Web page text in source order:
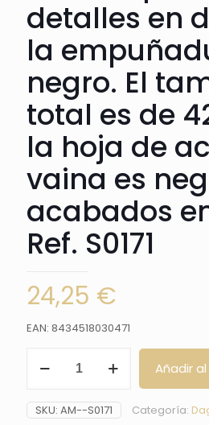
detalles en
la
negro. El
total es de
la hoja de
vaina es
acabados
Ref. S0171
24,25 €
EAN: 8434518030471
S0171
tempraria.
el
Añadir
SKU: AM--S0171 Categoría: